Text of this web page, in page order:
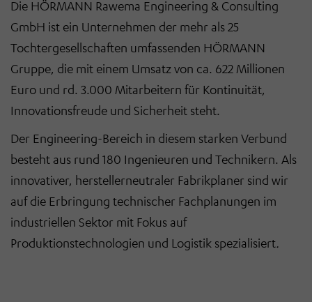
Die HÖRMANN Rawema Engineering & Consulting
GmbH ist ein Unternehmen der mehr als 25
Tochtergesellschaften umfassenden HÖRMANN
Gruppe, die mit einem Umsatz von ca. 622 Millionen
Euro und rd. 3.000 Mitarbeitern für Kontinuität,
Innovationsfreude und Sicherheit steht.
Der Engineering-Bereich in diesem starken Verbund
besteht aus rund 180 Ingenieuren und Technikern. Als
innovativer, herstellerneutraler Fabrikplaner sind wir
auf die Erbringung technischer Fachplanungen im
industriellen Sektor mit Fokus auf
Produktionstechnologien und Logistik spezialisiert.